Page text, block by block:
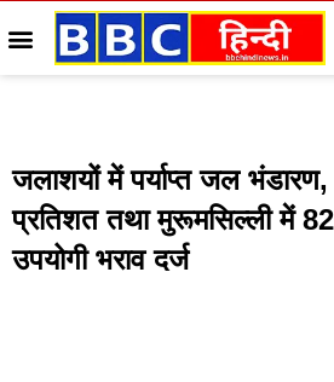
जलाशयों में पर्याप्त जल
प्रतिशत तथा मुरूमसिल्ली में
उपयोगी भराव दर्ज